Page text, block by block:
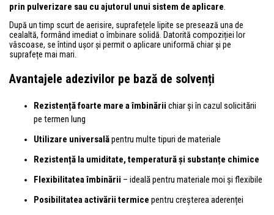
prin pulverizare sau cu ajutorul unui sistem de aplicare.
După un timp scurt de aerisire, suprafețele lipite se presează una de
cealaltă, formând imediat o îmbinare solidă. Datorită compoziției lor
vâscoase, se întind ușor și permit o aplicare uniformă chiar și pe
suprafețe mai mari.
Avantajele adezivilor pe bază de solvenți
Rezistență foarte mare a îmbinării chiar și în cazul solicitării
pe termen lung
Utilizare universalăpentru multe tipuri de materiale
Rezistență la umiditate, temperatură și substanțe chimice
Flexibilitatea îmbinării – ideală pentru materiale moi și flexibile
Posibilitatea activării termice pentru creșterea aderenței